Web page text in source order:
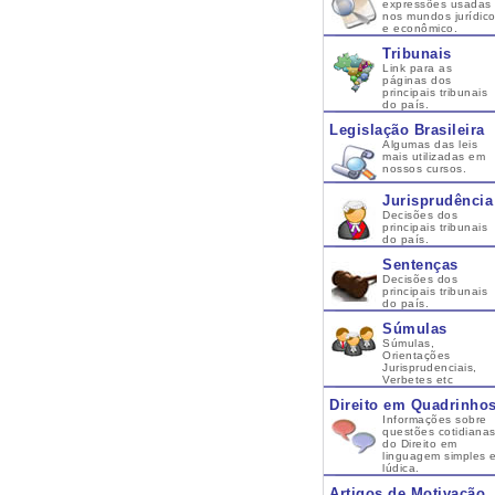
expressões usadas
nos mundos jurídico
e econômico.
Tribunais
Link para as
páginas dos
principais tribunais
do país.
Legislação Brasileira
Algumas das leis
mais utilizadas em
nossos cursos.
Jurisprudência
Decisões dos
principais tribunais
do país.
Sentenças
Decisões dos
principais tribunais
do país.
Súmulas
Súmulas,
Orientações
Jurisprudenciais,
Verbetes etc
Direito em Quadrinhos
Informações sobre
questões cotidianas
do Direito em
linguagem simples e
lúdica.